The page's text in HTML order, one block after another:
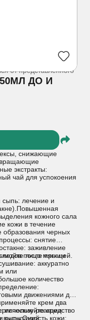
от представленного
ДО И
снижающие
экстракты:
чай для успокоения
сыпь: лечение и
кожного сала
кожи в течение
образования черных
снятие
заживление
после прыщей.
лицо мягким
аккуратно
или
количество
движениями до
крем два
средство
высыпаний.
реакции:
сыпь.Сухость кожи: